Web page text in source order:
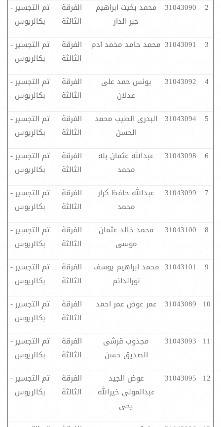
2
31043090
محمد بخيت ابراهيم
جبر الدار
الفرقة
الثالثة
تم التجسير -
بكالريوس
3
31043091 محمد حامد محمد ادم
الفرقة
الثالثة
تم التجسير -
بكالريوس
4
31043092
يونس حمد على
عدلان
الفرقة
الثالثة
تم التجسير -
بكالريوس
5
31043094 البدرى الطيب محمد
الحسن
الفرقة
الثالثة
تم التجسير -
بكالريوس
6
31043098
عبدالله عثمان بله
محمد
الفرقة
الثالثة
تم التجسير -
بكالريوس
7
31043099
عبدالله حافظ كرار
محمد
الفرقة
الثالثة
تم التجسير -
بكالريوس
8
31043100
محمد خالد عثمان
موسى
الفرقة
الثالثة
تم التجسير -
بكالريوس
9
31043101 محمد ابراهيم يوسف
نورالدائم
الفرقة
الثالثة
تم التجسير -
بكالريوس
10
31043089 عمر عوض عمر احمد
الفرقة
الثالثة
تم التجسير -
بكالريوس
11
31043093
مجذوب قرشى
الصديق حسن
الفرقة
الثالثة
تم التجسير -
بكالريوس
12
31043095
عوض الجيد
عبدالمولى خيرالله
يحى
الفرقة
الثالثة
تم التجسير -
بكالريوس